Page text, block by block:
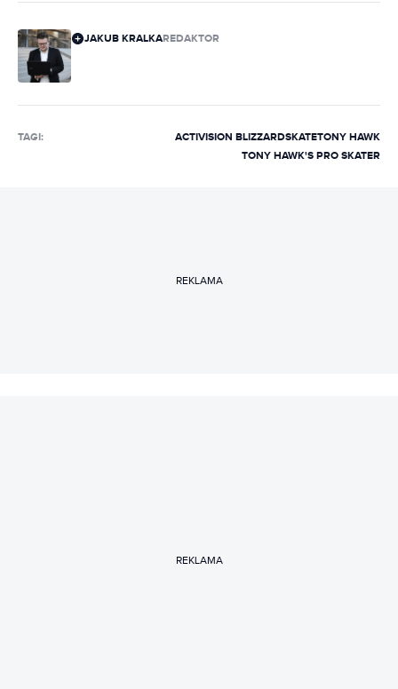
JAKUB KRALKAREDAKTOR
TAGI: ACTIVISION BLIZZARDSKATETONY HAWK
TONY HAWK'S PRO SKATER
REKLAMA
REKLAMA